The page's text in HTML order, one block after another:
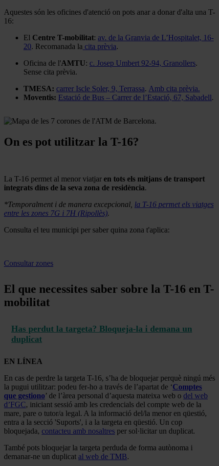
Aquestes són les oficines d'atenció on pots anar a donar d'alta una T-
16:
El Centre T-mobilitat: av. de la Granvia de L’Hospitalet, 16-
20. Recomanada la cita prèvia.
Oficina de l'AMTU: c. Josep Umbert 92-94, Granollers.
Sense cita prèvia.
TMESA: carrer Iscle Soler, 9, Terrassa. Amb cita prèvia.
Moventis: Estació de Bus – Carrer de l’Estació, 67, Sabadell.
On es pot utilitzar la T-16?
La T-16 permet al menor viatjar en tots els mitjans de transport
integrats dins de la seva zona de residència.
*Temporalment i de manera excepcional, la T-16 permet els viatges
entre les zones 7G i 7H (Ripollès).
Consulta el teu municipi per saber quina zona t'aplica:
Consultar zones
El que necessites saber sobre la T-16 en T-
mobilitat
Has perdut la targeta? Bloqueja-la i demana un
duplicat
EN LÍNEA
En cas de perdre la targeta T-16, s’ha de bloquejar perquè ningú més
la pugui utilitzar: podeu fer-ho a través de l’apartat de ‘Comptes
que gestiono’ de l’àrea personal d’aquesta mateixa web o del web
d’FGC, iniciant sessió amb les credencials del compte web de la
mare, pare o tutor/a legal. A la informació del/la menor en qüestió,
entra a la secció 'Suports', i a la targeta en qüestió. Un cop
bloquejada, contacteu amb nosaltres per sol·licitar un duplicat.
També pots bloquejar la targeta perduda de forma autònoma i
demanar-ne un duplicat al web de TMB.